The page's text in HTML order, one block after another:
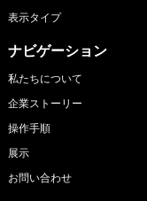
表示タイプ
ナビゲーション
私たちについて
企業ストーリー
操作手順
展示
お問い合わせ